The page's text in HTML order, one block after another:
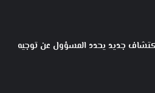
جديد يحدد المسؤول عن توجيه